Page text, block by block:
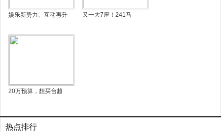
娱乐新势力、互动再升 又一大7座！241马
20万预算，想买台越
热点排行